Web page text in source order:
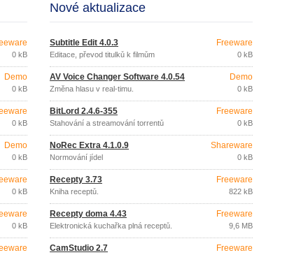
0 kB
Demo
0 kB
0 kB
Demo
0 kB
0 kB
0 kB
Nové aktualizace
Subtitle Edit 4.0.3
Editace, převod titulků k filmům
Freeware
0 kB
AV Voice Changer Software 4.0.54
Změna hlasu v real-timu.
Demo
0 kB
BitLord 2.4.6-355
Stahování a streamování torrentů
Freeware
0 kB
NoRec Extra 4.1.0.9
Normování jídel
Shareware
0 kB
Recepty 3.73
Kniha receptů.
Freeware
822 kB
Recepty doma 4.43
Elektronická kuchařka plná receptů.
Freeware
9,6 MB
CamStudio 2.7 Freeware